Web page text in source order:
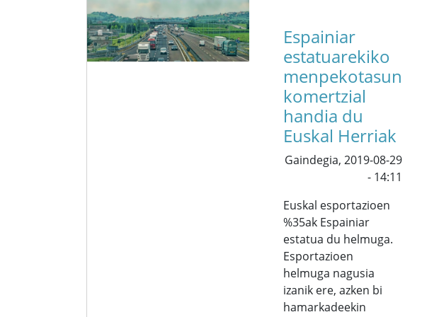
Espainiar
estatuarekiko
menpekotasun
komertzial
handia du
Euskal Herriak
Gaindegia, 2019-08-29
- 14:11
Euskal esportazioen
%35ak Espainiar
estatua du helmuga.
Esportazioen
helmuga nagusia
izanik ere, azken bi
hamarkadeekin